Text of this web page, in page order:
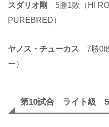
スダリオ剛
5勝1敗（HI
PUREBRED）
ヤノス・チューカス 7勝0
ー）
第10試合 ライト級 5